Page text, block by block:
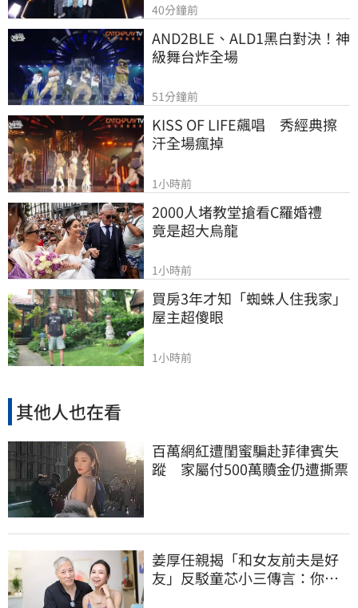
40分鐘前
AND2BLE、ALD1黑白對決！神
級舞台炸全場
51分鐘前
KISS OF LIFE飆唱　秀經典擦
汗全場瘋掉
1小時前
2000人堵教堂搶看C羅婚禮
竟是超大烏龍
1小時前
買房3年才知「蜘蛛人住我家」
屋主超傻眼
1小時前
其他人也在看
百萬網紅遭閨蜜騙赴菲律賓失
蹤 家屬付500萬贖金仍遭撕票
姜厚任親揭「和女友前夫是好
友」反駁童芯小三傳言：你在